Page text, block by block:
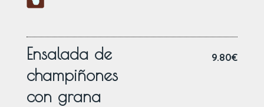
Ensalada de
champiñones
con grana
9.80€